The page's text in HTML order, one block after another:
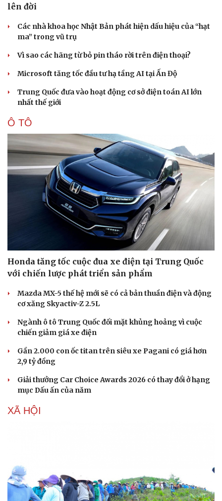
Sức khỏe
Dinh dưỡng - món ngon
Cây thuốc
Sản phụ khoa
Nam khoa
Đời sống
Blog
lên đời
Các nhà khoa học Nhật Bản phát hiện dấu hiệu của “hạt
ma” trong vũ trụ
Vì sao các hãng từ bỏ pin tháo rời trên điện thoại?
Microsoft tăng tốc đầu tư hạ tầng AI tại Ấn Độ
Trung Quốc đưa vào hoạt động cơ sở điện toán AI lớn
nhất thế giới
Ô TÔ
Honda tăng tốc cuộc đua xe điện tại Trung Quốc
với chiến lược phát triển sản phẩm
Mazda MX-5 thế hệ mới sẽ có cả bản thuần điện và động
cơ xăng Skyactiv-Z 2.5L
Ngành ô tô Trung Quốc đối mặt khủng hoảng vì cuộc
chiến giảm giá xe điện
Gần 2.000 con ốc titan trên siêu xe Pagani có giá hơn
2,9 tỷ đồng
Giải thưởng Car Choice Awards 2026 có thay đổi ở hạng
mục Dấu ấn của năm
XÃ HỘI